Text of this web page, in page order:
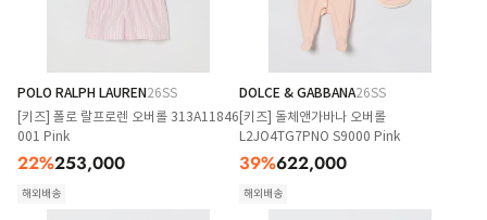
POLO RALPH LAUREN26SS
[키즈] 폴로 랄프로렌 오버롤 313A11846
001 Pink
22%253,000
해외배송
DOLCE & GABBANA26SS
[키즈] 돌체앤가바나 오버롤
L2JO4TG7PNO S9000 Pink
39%622,000
해외배송